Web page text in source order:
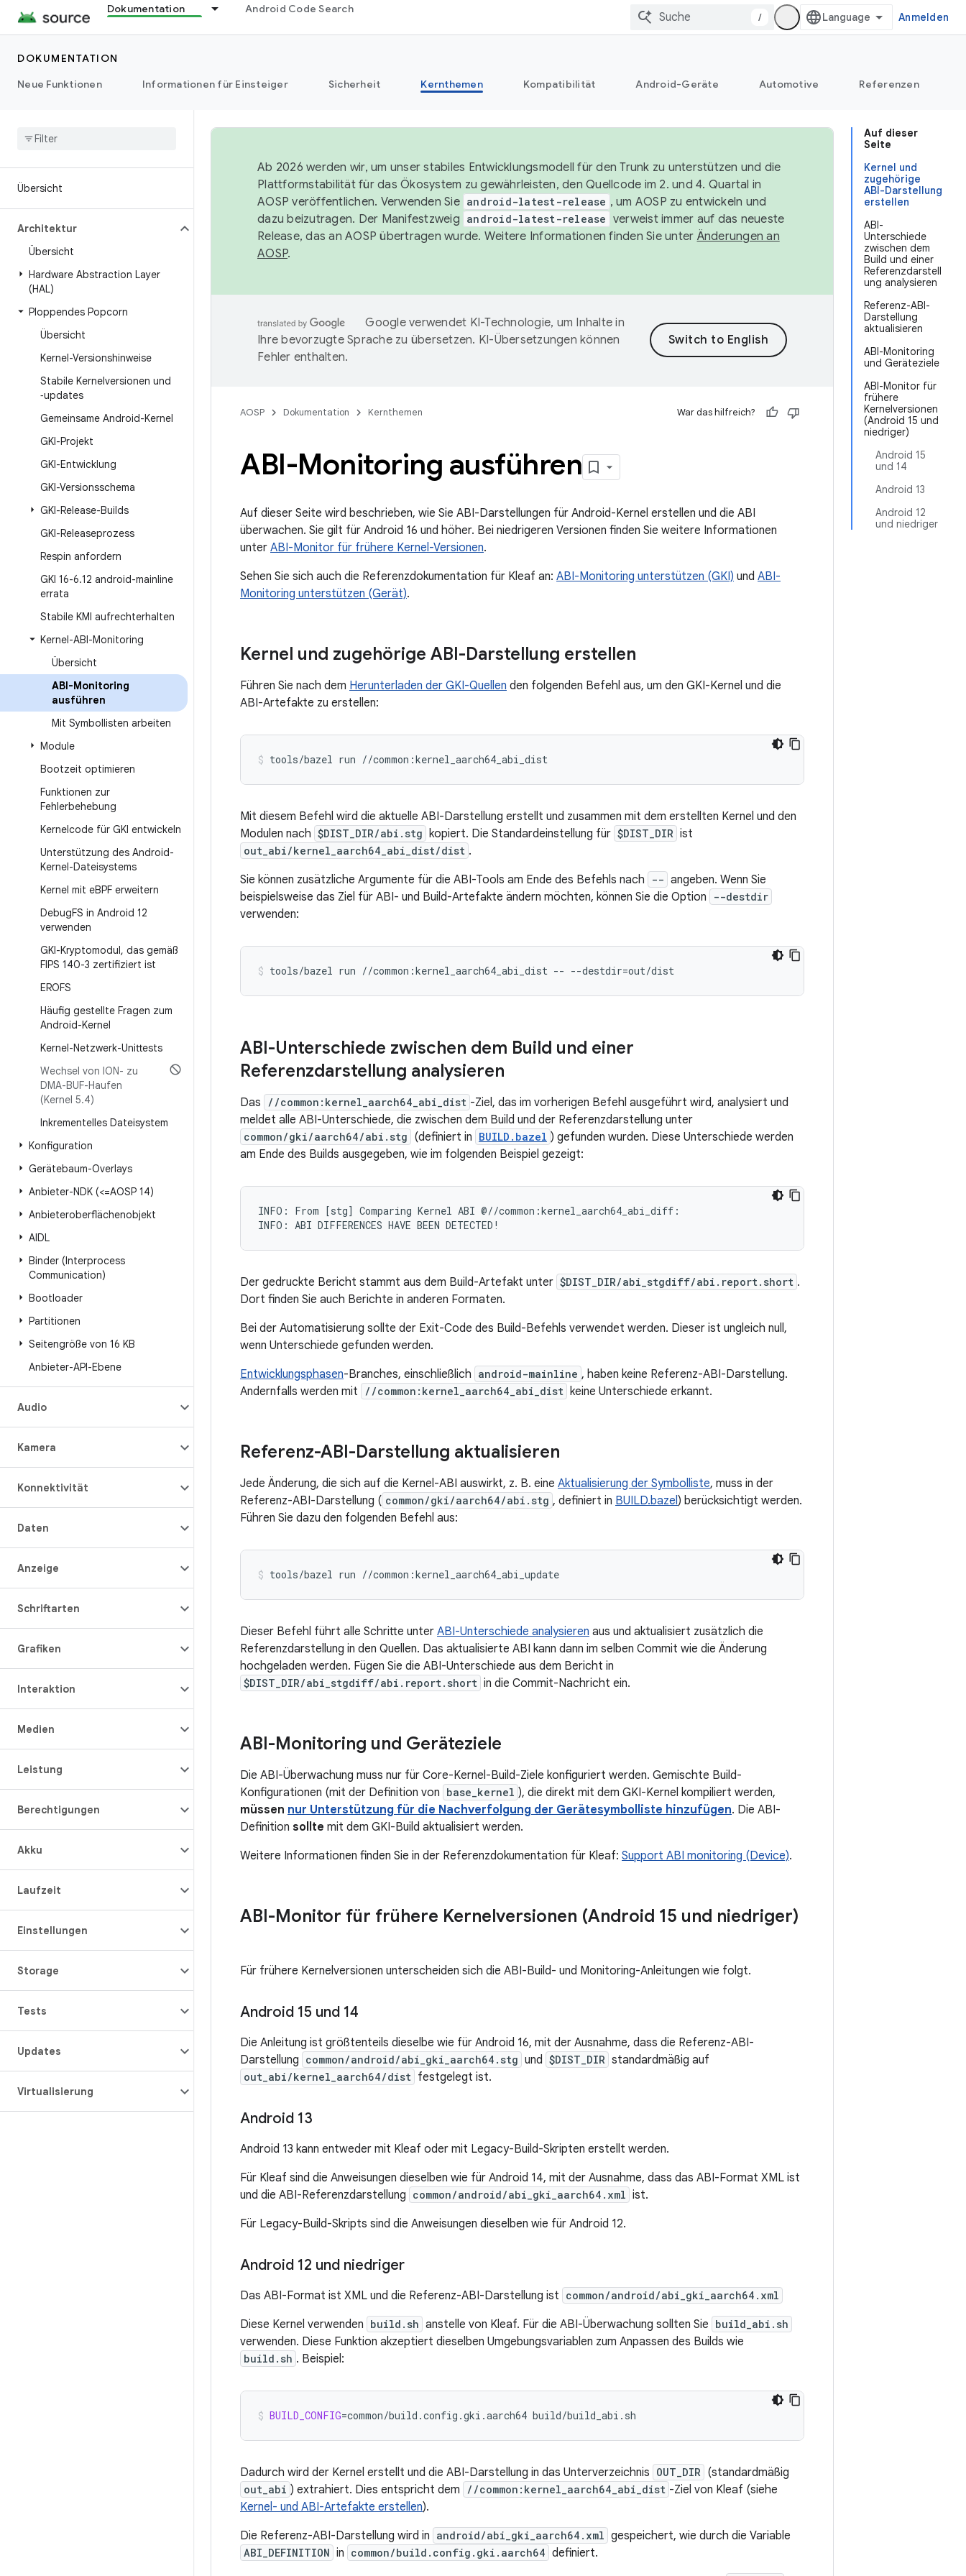
Dokumentation Android Code Search
/ Anmelden
DOKUMENTATION
Neue Funktionen
Informationen für Einsteiger Sicherheit Kernthemen Kompatibilität Android-Geräte Automotive Referenzen
Übersicht
Architektur
Übersicht
Hardware Abstraction Layer
(HAL)
Ploppendes Popcorn
Übersicht
Kernel-Versionshinweise
Stabile Kernelversionen und
‑updates
Gemeinsame Android-Kernel
GKI-Projekt
GKI-Entwicklung
GKI-Versionsschema
GKI-Release-Builds
GKI-Releaseprozess
Respin anfordern
GKI 16-6.12 android-mainline
errata
Stabile KMI aufrechterhalten
Kernel-ABI-Monitoring
Übersicht
ABI-Monitoring
ausführen
Mit Symbollisten arbeiten
Module
Bootzeit optimieren
Funktionen zur
Fehlerbehebung
Kernelcode für GKI entwickeln
Unterstützung des Android-
Kernel-Dateisystems
Kernel mit eBPF erweitern
DebugFS in Android 12
verwenden
GKI-Kryptomodul, das gemäß
FIPS 140-3 zertifiziert ist
EROFS
Häufig gestellte Fragen zum
Android-Kernel
Kernel-Netzwerk-Unittests
Wechsel von ION- zu
DMA-BUF-Haufen
(Kernel 5.4)
Inkrementelles Dateisystem
Konfiguration
Gerätebaum-Overlays
Anbieter-NDK (<=AOSP 14)
Anbieteroberflächenobjekt
AIDL
Binder (Interprocess
Communication)
Bootloader
Partitionen
Seitengröße von 16 KB
Anbieter-API-Ebene
Audio
Kamera
Konnektivität
Daten
Anzeige
Schriftarten
Grafiken
Interaktion
Medien
Leistung
Berechtigungen
Akku
Laufzeit
Einstellungen
Storage
Tests
Updates
Virtualisierung
Auf dieser
Seite
Kernel und
zugehörige
ABI-Darstellung
erstellen
ABI-
Unterschiede
zwischen dem
Build und einer
Referenzdarstell
ung analysieren
Referenz-ABI-
Darstellung
aktualisieren
ABI-Monitoring
und Geräteziele
ABI-Monitor für
frühere
Kernelversionen
(Android 15 und
niedriger)
Android 15
und 14
Android 13
Android 12
und niedriger
Ab 2026 werden wir, um unser stabiles Entwicklungsmodell für den Trunk zu unterstützen und die
Plattformstabilität für das Ökosystem zu gewährleisten, den Quellcode im 2. und 4. Quartal in
AOSP veröffentlichen. Verwenden Sie android-latest-release , um AOSP zu entwickeln und
dazu beizutragen. Der Manifestzweig android-latest-release verweist immer auf das neueste
Release, das an AOSP übertragen wurde. Weitere Informationen finden Sie unter Änderungen an
AOSP.
Google verwendet KI-Technologie, um Inhalte in
Ihre bevorzugte Sprache zu übersetzen. KI-Übersetzungen können
Fehler enthalten.
AOSP Dokumentation Kernthemen War das hilfreich?
ABI-Monitoring ausführen
Auf dieser Seite wird beschrieben, wie Sie ABI-Darstellungen für Android-Kernel erstellen und die ABI
überwachen. Sie gilt für Android 16 und höher. Bei niedrigeren Versionen finden Sie weitere Informationen
unter ABI-Monitor für frühere Kernel-Versionen.
Sehen Sie sich auch die Referenzdokumentation für Kleaf an: ABI-Monitoring unterstützen (GKI) und ABI-
Monitoring unterstützen (Gerät).
Kernel und zugehörige ABI-Darstellung erstellen
Führen Sie nach dem Herunterladen der GKI-Quellen den folgenden Befehl aus, um den GKI-Kernel und die
ABI-Artefakte zu erstellen:
tools/bazel run //common:kernel_aarch64_abi_dist
Mit diesem Befehl wird die aktuelle ABI-Darstellung erstellt und zusammen mit dem erstellten Kernel und den
Modulen nach $DIST_DIR/abi.stg kopiert. Die Standardeinstellung für $DIST_DIR ist
out_abi/kernel_aarch64_abi_dist/dist .
Sie können zusätzliche Argumente für die ABI-Tools am Ende des Befehls nach
-- angeben. Wenn Sie
beispielsweise das Ziel für ABI- und Build-Artefakte ändern möchten, können Sie die Option
--destdir
verwenden:
tools/bazel run //common:kernel_aarch64_abi_dist -- --destdir=out/dist
ABI-Unterschiede zwischen dem Build und einer
Referenzdarstellung analysieren
Das //common:kernel_aarch64_abi_dist -Ziel, das im vorherigen Befehl ausgeführt wird, analysiert und
meldet alle ABI-Unterschiede, die zwischen dem Build und der Referenzdarstellung unter
common/gki/aarch64/abi.stg (definiert in BUILD.bazel ) gefunden wurden. Diese Unterschiede werden
am Ende des Builds ausgegeben, wie im folgenden Beispiel gezeigt:
INFO: From [stg] Comparing Kernel ABI @//common:kernel_aarch64_abi_diff:
Der gedruckte Bericht stammt aus dem Build-Artefakt unter $DIST_DIR/abi_stgdiff/abi.report.short .
Dort finden Sie auch Berichte in anderen Formaten.
Bei der Automatisierung sollte der Exit-Code des Build-Befehls verwendet werden. Dieser ist ungleich null,
wenn Unterschiede gefunden werden.
Entwicklungsphasen-Branches, einschließlich android-mainline , haben keine Referenz-ABI-Darstellung.
Andernfalls werden mit
//common:kernel_aarch64_abi_dist keine Unterschiede erkannt.
Referenz-ABI-Darstellung aktualisieren
Jede Änderung, die sich auf die Kernel-ABI auswirkt, z. B. eine Aktualisierung der Symbolliste, muss in der
Referenz-ABI-Darstellung ( common/gki/aarch64/abi.stg , definiert in BUILD.bazel) berücksichtigt werden.
Führen Sie dazu den folgenden Befehl aus:
tools/bazel run //common:kernel_aarch64_abi_update
Dieser Befehl führt alle Schritte unter ABI-Unterschiede analysieren aus und aktualisiert zusätzlich die
Referenzdarstellung in den Quellen. Das aktualisierte ABI kann dann im selben Commit wie die Änderung
hochgeladen werden. Fügen Sie die ABI-Unterschiede aus dem Bericht in
$DIST_DIR/abi_stgdiff/abi.report.short in die Commit-Nachricht ein.
ABI-Monitoring und Geräteziele
Die ABI-Überwachung muss nur für Core-Kernel-Build-Ziele konfiguriert werden. Gemischte Build-
Konfigurationen (mit der Definition von base_kernel ), die direkt mit dem GKI-Kernel kompiliert werden,
müssen nur Unterstützung für die Nachverfolgung der Gerätesymbolliste hinzufügen. Die ABI-
Definition sollte mit dem GKI-Build aktualisiert werden.
Weitere Informationen finden Sie in der Referenzdokumentation für Kleaf: Support ABI monitoring (Device).
ABI-Monitor für frühere Kernelversionen (Android 15 und niedriger)
Für frühere Kernelversionen unterscheiden sich die ABI-Build- und Monitoring-Anleitungen wie folgt.
Android 15 und 14
Die Anleitung ist größtenteils dieselbe wie für Android 16, mit der Ausnahme, dass die Referenz-ABI-
Darstellung common/android/abi_gki_aarch64.stg und $DIST_DIR standardmäßig auf
out_abi/kernel_aarch64/dist festgelegt ist.
Android 13
Android 13 kann entweder mit Kleaf oder mit Legacy-Build-Skripten erstellt werden.
Für Kleaf sind die Anweisungen dieselben wie für Android 14, mit der Ausnahme, dass das ABI-Format XML ist
und die ABI-Referenzdarstellung common/android/abi_gki_aarch64.xml ist.
Für Legacy-Build-Skripts sind die Anweisungen dieselben wie für Android 12.
Android 12 und niedriger
Das ABI-Format ist XML und die Referenz-ABI-Darstellung ist common/android/abi_gki_aarch64.xml
Diese Kernel verwenden build.sh anstelle von Kleaf. Für die ABI-Überwachung sollten Sie build_abi.sh
verwenden. Diese Funktion akzeptiert dieselben Umgebungsvariablen zum Anpassen des Builds wie
build.sh . Beispiel:
BUILD_CONFIG=common/build.config.gki.aarch64 build/build_abi.sh
Dadurch wird der Kernel erstellt und die ABI-Darstellung in das Unterverzeichnis OUT_DIR (standardmäßig
out_abi ) extrahiert. Dies entspricht dem //common:kernel_aarch64_abi_dist -Ziel von Kleaf (siehe
Kernel- und ABI-Artefakte erstellen).
Die Referenz-ABI-Darstellung wird in android/abi_gki_aarch64.xml gespeichert, wie durch die Variable
ABI_DEFINITION in common/build.config.gki.aarch64 definiert.